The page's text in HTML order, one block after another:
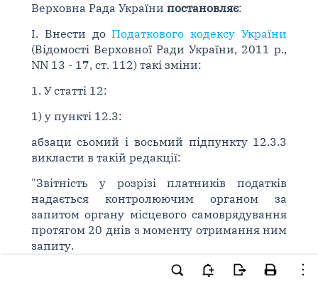
Верховна Рада України постановляє:
I. Внести доПодаткового кодексу України
(Відомості Верховної Ради України, 2011 р.,
NN 13 - 17, ст. 112) такі зміни:
1. У статті 12:
1) у пункті 12.3:
абзаци сьомий і восьмий підпункту 12.3.3
викласти в такій редакції:
"Звітність у розрізі платників податків
надається контролюючим органом за
запитом органу місцевого самоврядування
протягом 20 днів з моменту отримання ним
запиту.
Порядок надання звітності у розрізі